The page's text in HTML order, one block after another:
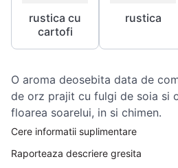
rustica cu
cartofi
rustica
O aroma deosebita data de
de orz prajit cu fulgi de soia si
floarea soarelui, in si chimen.
Cere informatii suplimentare
Raporteaza descriere gresita